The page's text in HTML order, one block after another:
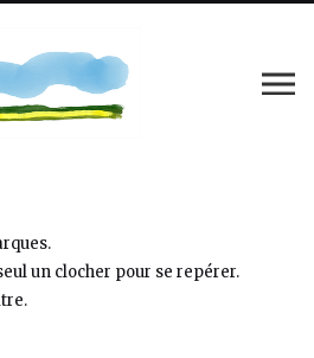
un clocher pour se repérer.